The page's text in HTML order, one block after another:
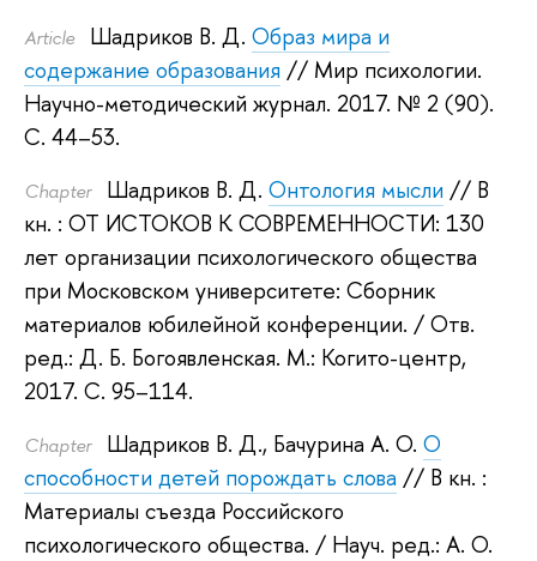
Article Шадриков В. Д. Образ мира и
содержание образования // Мир психологии.
Научно-методический журнал. 2017. № 2 (90).
С. 44–53.
Сhapter Шадриков В. Д. Онтология мысли // В
кн. : ОТ ИСТОКОВ К СОВРЕМЕННОСТИ: 130
лет организации психологического общества
при Московском университете: Сборник
материалов юбилейной конференции. / Отв.
ред.: Д. Б. Богоявленская. М.: Когито-центр,
2017. С. 95–114.
Сhapter Шадриков В. Д., Бачурина А. О. О
способности детей порождать слова // В кн. :
Материалы съезда Российского
психологического общества. / Науч. ред.: А. О.